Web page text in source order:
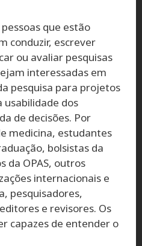
que estão
conduzir, escrever
ou avaliar pesquisas
interessadas em
pesquisa para projetos
usabilidade dos
de decisões. Por
medicina, estudantes
bolsistas da
da OPAS, outros
internacionais e
pesquisadores,
e revisores. Os
capazes de entender o